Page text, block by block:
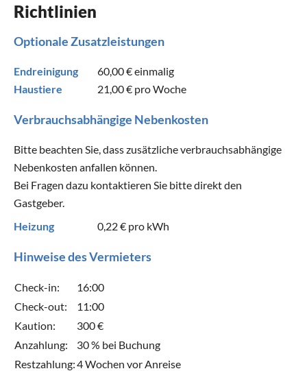
Richtlinien
Optionale Zusatzleistungen
Endreinigung 60,00 €einmalig
Haustiere
21,00 € pro Woche
Verbrauchsabhängige Nebenkosten
Bitte beachten Sie, dass zusätzliche verbrauchsabhängige
Nebenkosten anfallen können.
Bei Fragen dazu kontaktieren Sie bitte direkt den
Gastgeber.
Heizung
0,22 € pro kWh
Hinweise des Vermieters
Check-in:
16:00
Check-out:
11:00
Kaution:
300 €
Anzahlung:
30 % bei Buchung
Restzahlung:4 Wochen vor Anreise